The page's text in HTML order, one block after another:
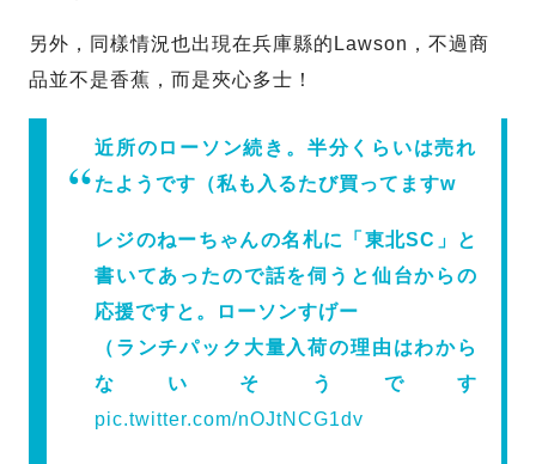
另外，同樣情況也出現在兵庫縣的Lawson，不過商
品並不是香蕉，而是夾心多士！
近所のローソン続き。半分くらいは売れ
たようです（私も入るたび買ってますw
レジのねーちゃんの名札に「東北SC」と
書いてあったので話を伺うと仙台からの
応援ですと。ローソンすげー
（ランチパック大量入荷の理由はわから
ないそうです
pic.twitter.com/nOJtNCG1dv